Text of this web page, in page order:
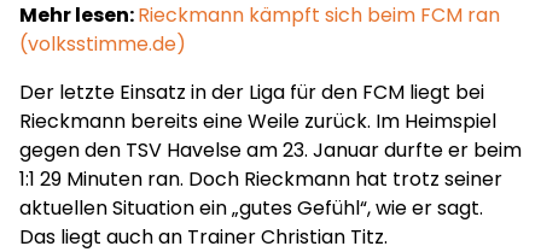
Mehr lesen:Rieckmann kämpft sich beim FCM ran
(volksstimme.de)
Der letzte Einsatz in der Liga für den FCM liegt bei
Rieckmann bereits eine Weile zurück. Im Heimspiel
gegen den TSV Havelse am 23. Januar durfte er beim
1:1 29 Minuten ran. Doch Rieckmann hat trotz seiner
aktuellen Situation ein „gutes Gefühl“, wie er sagt.
Das liegt auch an Trainer Christian Titz.